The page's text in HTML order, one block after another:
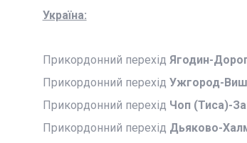
Україна:
Прикордонний перехід Ягодин-
Прикордонний перехід Ужгород-
Прикордонний перехід Чоп (Тиса)-
Прикордонний перехід Дьяково-